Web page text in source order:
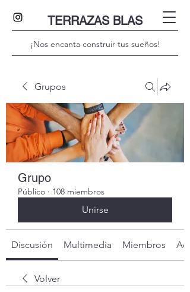
TERRAZAS BLAS
¡Nos encanta construir tus sueños!
Grupos
Grupo
Público · 108 miembros
Unirse
Discusión Multimedia Miembros
Volver